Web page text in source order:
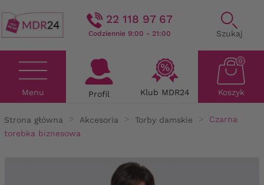
22 118 97 67
Codziennie 9:00 - 21:00 Szukaj
Menu Profil Klub MDR24 Koszyk
0
Strona główna Akcesoria Torby damskie
Czarna
torebka biznesowa